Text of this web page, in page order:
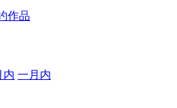
作品
内 一月内